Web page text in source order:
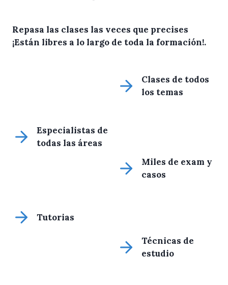
Repasa las clases las veces que precises
¡Están libres a lo largo de toda la formación!.
Clases de todos
los temas
Especialistas de
todas las áreas
Miles de exam y
casos
Tutorias
Técnicas de
estudio